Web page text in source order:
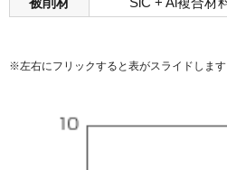
被削材
SiC + Al複合材
※左右にフリックすると表がスライドします